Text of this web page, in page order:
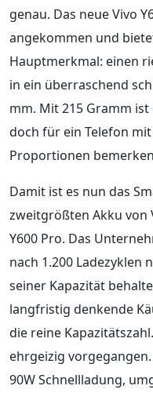
genau. Das neue Vivo
angekommen und
Hauptmerkmal: einen
in ein überraschend
mm. Mit 215 Gramm
doch für ein Telefon
Proportionen
Damit ist es nun das
zweitgrößten Akku von
Y600 Pro. Das
nach 1.200 Ladezyklen
seiner Kapazität
langfristig denkende
die reine
ehrgeizig
90W Schnellladung,